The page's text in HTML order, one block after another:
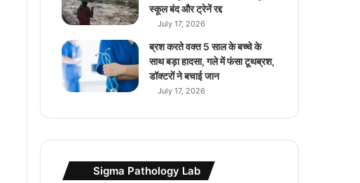
र
त
में
…
स्कूल बंद और ट्रेनें रद्द
July 17, 2026
ब्रश करते वक्त 5 साल के बच्चे के
साथ बड़ा हादसा, गले में फंसा टूथब्रश,
डॉक्टरों ने बचाई जान
July 17, 2026
Sigma Pathology Lab